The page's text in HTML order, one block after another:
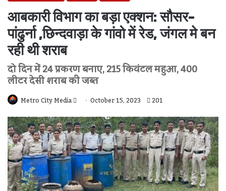
आबकारी विभाग का बड़ा एक्शन: सौसर-
पांढुर्ना ,छिन्दवाड़ा के गांवो में रेड, जंगल मे बन
रही थी शराब
दो दिन में 24 प्रकरण बनाए, 215 किवंटल महुआ, 400
लीटर देसी शराब की जब्त
Metro City Media
Send
Email
October 15, 2023 201